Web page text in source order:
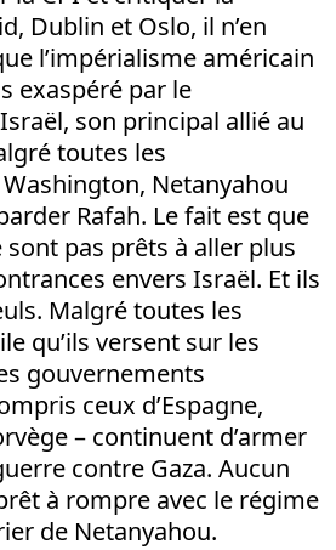
Dublin et Oslo, il n’en
l’impérialisme américain
exaspéré par le
son principal allié au
toutes les
Netanyahou
Rafah. Le fait est que
pas prêts à aller plus
envers Israël. Et ils
Malgré toutes les
qu’ils versent sur les
gouvernements
ceux d’Espagne,
– continuent d’armer
contre Gaza. Aucun
à rompre avec le régime
de Netanyahou.